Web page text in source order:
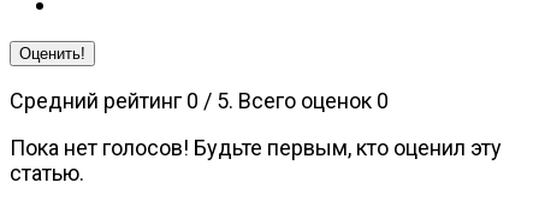
Оценить!
Средний рейтинг 0 / 5. Всего оценок 0
Пока нет голосов! Будьте первым, кто оценил эту
статью.